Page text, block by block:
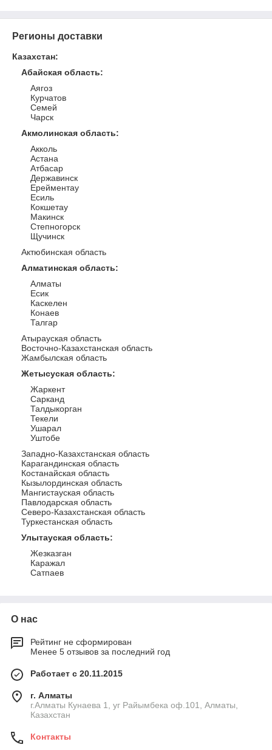
Регионы доставки
Казахстан:
Абайская область:
Аягоз
Курчатов
Семей
Чарск
Акмолинская область:
Акколь
Астана
Атбасар
Державинск
Ерейментау
Есиль
Кокшетау
Макинск
Степногорск
Щучинск
Актюбинская область
Алматинская область:
Алматы
Есик
Каскелен
Конаев
Талгар
Атырауская область
Восточно-Казахстанская область
Жамбылская область
Жетысуская область:
Жаркент
Сарканд
Талдыкорган
Текели
Ушарал
Уштобе
Западно-Казахстанская область
Карагандинская область
Костанайская область
Кызылординская область
Мангистауская область
Павлодарская область
Северо-Казахстанская область
Туркестанская область
Улытауская область:
Жезказган
Каражал
Сатпаев
О нас
Рейтинг не сформирован
Менее 5 отзывов за последний год
Работает с 20.11.2015
г. Алматы
г.Алматы Кунаева 1, уг Райымбека оф.101, Алматы,
Казахстан
Контакты